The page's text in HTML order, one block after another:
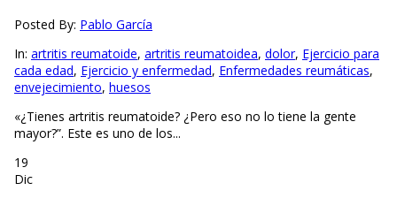
Posted By: Pablo García
In: artritis reumatoide, artritis reumatoidea, dolor, Ejercicio para
cada edad, Ejercicio y enfermedad, Enfermedades reumáticas,
envejecimiento, huesos
«¿Tienes artritis reumatoide? ¿Pero eso no lo tiene la gente
mayor?”. Este es uno de los...
19
Dic